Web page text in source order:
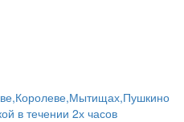
в течении 2х часов